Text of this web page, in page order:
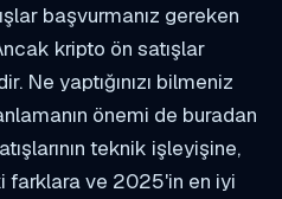
başvurmanız gereken
kripto ön satışlar
Ne yaptığınızı bilmeniz
önemi de buradan
teknik işleyişine,
farklara ve 2025'in en iyi